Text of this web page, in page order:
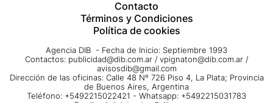
Contacto
Términos y Condiciones
Política de cookies
Agencia DIB - Fecha de Inicio: Septiembre 1993
Contactos: publicidad@dib.com.ar / vpignaton@dib.com.ar /
avisosdib@gmail.com
Dirección de las oficinas: Calle 48 Nº 726 Piso 4, La Plata; Provincia
de Buenos Aires, Argentina
Teléfono: +5492215022421 - Whatsapp: +5492215031783